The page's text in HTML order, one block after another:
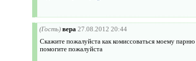
(Гость) вера 27.08.2012 20:44
Скажите пожалуйста как комиссоваться моему
помогите пожалуйста